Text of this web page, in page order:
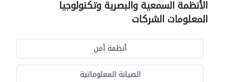
الأنظمة السمعية والبصرية وتكنولوجيا
المعلومات الشركات
أنظمة أمن
الصيانة المعلوماتية